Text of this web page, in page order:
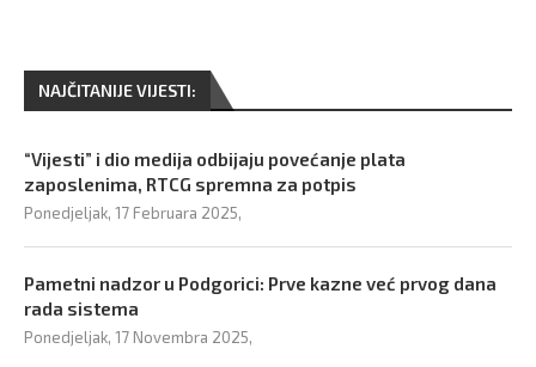
NAJČITANIJE VIJESTI:
“Vijesti” i dio medija odbijaju povećanje plata
zaposlenima, RTCG spremna za potpis
Ponedjeljak, 17 Februara 2025,
Pametni nadzor u Podgorici: Prve kazne već prvog dana
rada sistema
Ponedjeljak, 17 Novembra 2025,